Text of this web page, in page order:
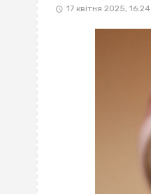
17 квітня 2025, 16:24